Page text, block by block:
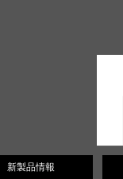
新製品情報